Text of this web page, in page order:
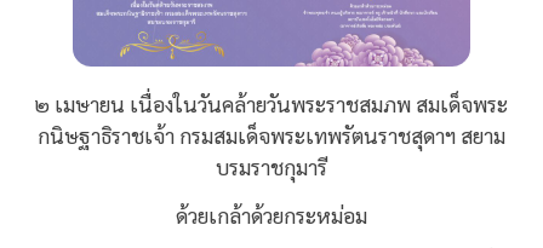
๒ เมษายน เนื่องในวันคล้ายวันพระราชสมภพ สมเด็จพระ
กนิษฐาธิราชเจ้า กรมสมเด็จพระเทพรัตนราชสุดาฯ สยาม
บรมราชกุมารี
ด้วยเกล้าด้วยกระหม่อม